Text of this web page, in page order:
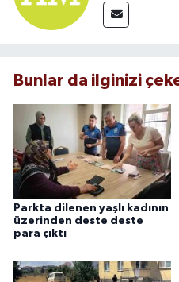
Bunlar da ilginizi
Parkta dilenen yaşlı kadının
üzerinden deste deste
para çıktı